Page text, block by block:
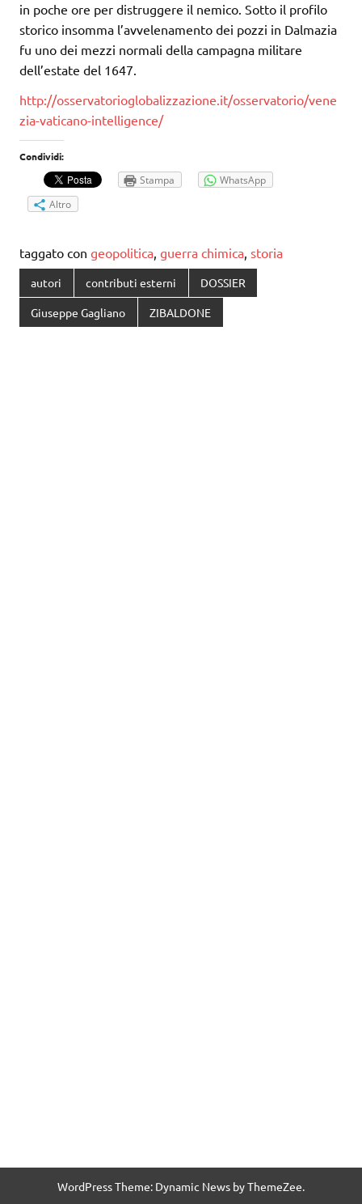
in poche ore per distruggere il nemico. Sotto il profilo
storico insomma l’avvelenamento dei pozzi in Dalmazia
fu uno dei mezzi normali della campagna militare
dell’estate del 1647.
http://osservatorioglobalizzazione.it/osservatorio/vene
zia-vaticano-intelligence/
Condividi:
Stampa
WhatsApp
Altro
taggato con geopolitica guerra chimica storia
autori contributi esterni DOSSIER
Giuseppe Gagliano ZIBALDONE
WordPress Theme: Dynamic News by ThemeZee.